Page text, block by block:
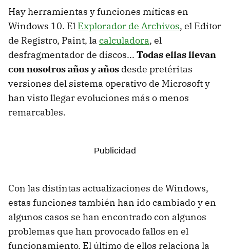
Hay herramientas y funciones míticas en
Windows 10. El Explorador de Archivos, el Editor
de Registro, Paint, la calculadora, el
desfragmentador de discos... Todas ellas llevan
con nosotros años y años desde pretéritas
versiones del sistema operativo de Microsoft y
han visto llegar evoluciones más o menos
remarcables.
Con las distintas actualizaciones de Windows,
estas funciones también han ido cambiado y en
algunos casos se han encontrado con algunos
problemas que han provocado fallos en el
funcionamiento. El último de ellos relaciona la